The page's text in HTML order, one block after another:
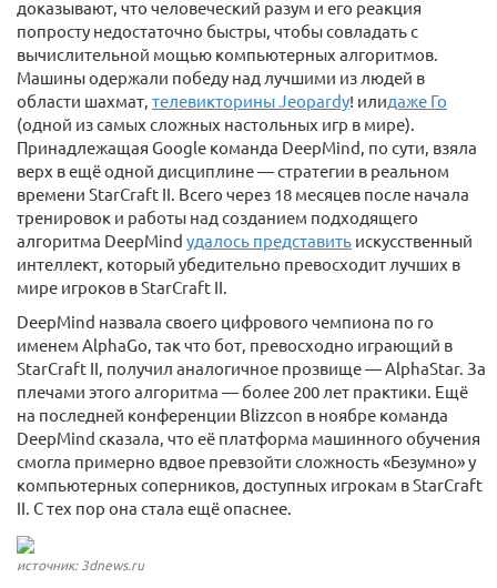
доказывают, что человеческий разум и его реакция
попросту недостаточно быстры, чтобы совладать с
вычислительной мощью компьютерных алгоритмов.
Машины одержали победу над лучшими из людей в
области шахмат, телевикторины Jeopardy! илидаже Го
(одной из самых сложных настольных игр в мире).
Принадлежащая Google команда DeepMind, по сути, взяла
верх в ещё одной дисциплине — стратегии в реальном
времени StarCraft II. Всего через 18 месяцев после начала
тренировок и работы над созданием подходящего
алгоритма DeepMind удалось представить искусственный
интеллект, который убедительно превосходит лучших в
мире игроков в StarCraft II.
DeepMind назвала своего цифрового чемпиона по го
именем AlphaGo, так что бот, превосходно играющий в
StarCraft II, получил аналогичное прозвище — AlphaStar. За
плечами этого алгоритма — более 200 лет практики. Ещё
на последней конференции Blizzcon в ноябре команда
DeepMind сказала, что её платформа машинного обучения
смогла примерно вдвое превзойти сложность «Безумно» у
компьютерных соперников, доступных игрокам в StarCraft
II. С тех пор она стала ещё опаснее.
источник: 3dnews.ru